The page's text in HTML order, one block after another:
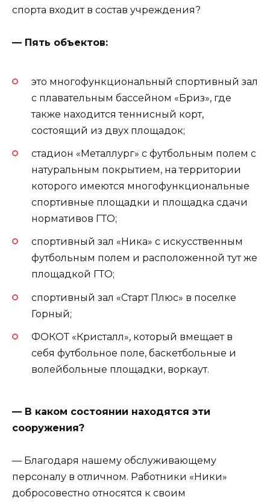
спорта входит в состав учреждения?
— Пять объектов:
это многофункциональный спортивный зал
с плавательным бассейном «Бриз», где
также находится теннисный корт,
состоящий из двух площадок;
стадион «Металлург» с футбольным полем с
натуральным покрытием, на территории
которого имеются многофункциональные
спортивные площадки и площадка сдачи
нормативов ГТО;
спортивный зал «Ника» с искусственным
футбольным полем и расположенной тут же
площадкой ГТО;
спортивный зал «Старт Плюс» в поселке
Горный;
ФОКОТ «Кристалл», который вмещает в
себя футбольное поле, баскетбольные и
волейбольные площадки, воркаут.
— В каком состоянии находятся эти
сооружения?
— Благодаря нашему обслуживающему
персоналу в отличном. Работники «Ники»
добросовестно относятся к своим